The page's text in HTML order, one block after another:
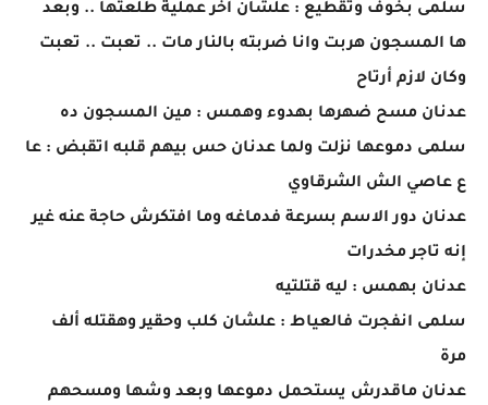
سلمى بخوف وتقطيع : علشان آخر عملية طلعتها .. وبعد
ها المسجون هربت وانا ضربته بالنار مات .. تعبت .. تعبت
وكان لازم أرتاح
عدنان مسح ضهرها بهدوء وهمس : مين المسجون ده
سلمى دموعها نزلت ولما عدنان حس بيهم قلبه اتقبض : عا
ع عاصي الش الشرقاوي
عدنان دور الاسم بسرعة فدماغه وما افتكرش حاجة عنه غير
إنه تاجر مخدرات
عدنان بهمس : ليه قتلتيه
سلمى انفجرت فالعياط : علشان كلب وحقير وهقتله ألف
مرة
عدنان ماقدرش يستحمل دموعها وبعد وشها ومسحهم